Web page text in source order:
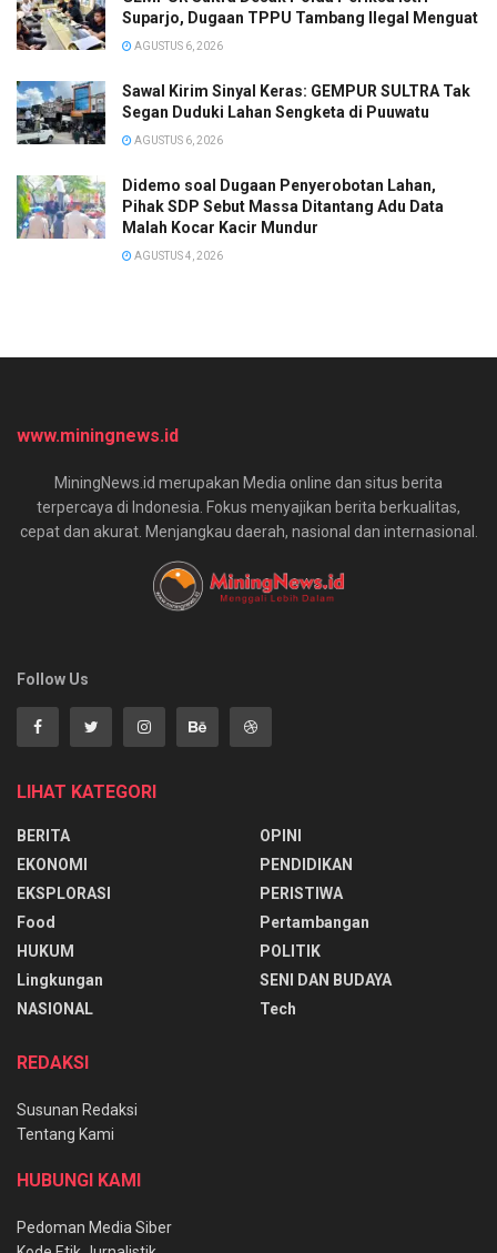
Suparjo, Dugaan TPPU Tambang Ilegal Menguat
AGUSTUS 6, 2026
Sawal Kirim Sinyal Keras: GEMPUR SULTRA Tak
Segan Duduki Lahan Sengketa di Puuwatu
AGUSTUS 6, 2026
Didemo soal Dugaan Penyerobotan Lahan,
Pihak SDP Sebut Massa Ditantang Adu Data
Malah Kocar Kacir Mundur
AGUSTUS 4, 2026
www.miningnews.id
MiningNews.id merupakan Media online dan situs berita
terpercaya di Indonesia. Fokus menyajikan berita berkualitas,
cepat dan akurat. Menjangkau daerah, nasional dan internasional.
Follow Us
LIHAT KATEGORI
BERITA
EKONOMI
EKSPLORASI
Food
HUKUM
Lingkungan
NASIONAL
OPINI
PENDIDIKAN
PERISTIWA
Pertambangan
POLITIK
SENI DAN BUDAYA
Tech
REDAKSI
Susunan Redaksi
Tentang Kami
HUBUNGI KAMI
Pedoman Media Siber